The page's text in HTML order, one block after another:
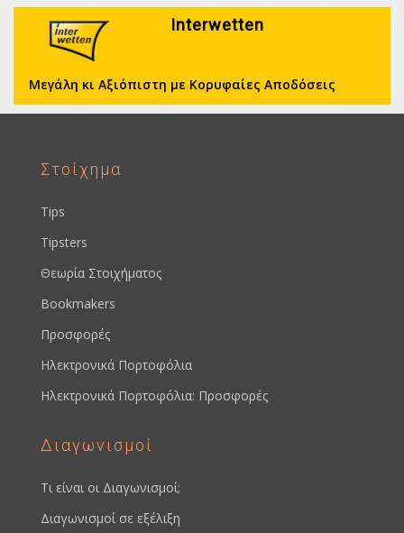
Interwetten
Μεγάλη κι Αξιόπιστη με Κορυφαίες Αποδόσεις
Στοίχημα
Tips
Tipsters
Θεωρία Στοιχήματος
Bookmakers
Προσφορές
Ηλεκτρονικά Πορτοφόλια
Ηλεκτρονικά Πορτοφόλια: Προσφορές
Διαγωνισμοί
Τι είναι οι Διαγωνισμοί;
Διαγωνισμοί σε εξέλιξη